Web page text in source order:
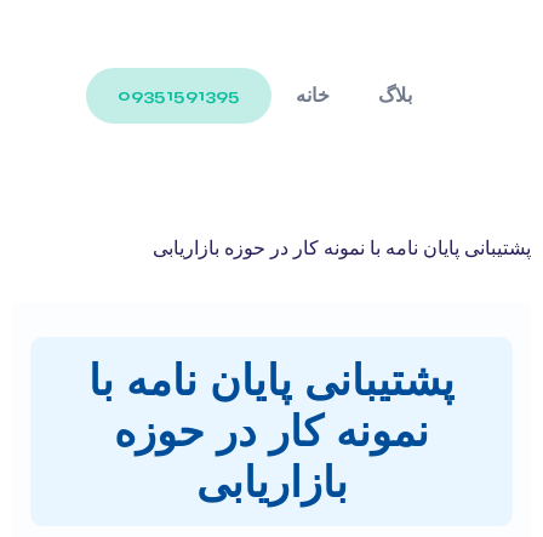
خانه بلاگ 09351591395
پشتیبانی پایان نامه با نمونه کار در حوزه بازاریابی
پشتیبانی پایان نامه با
نمونه کار در حوزه
بازاریابی